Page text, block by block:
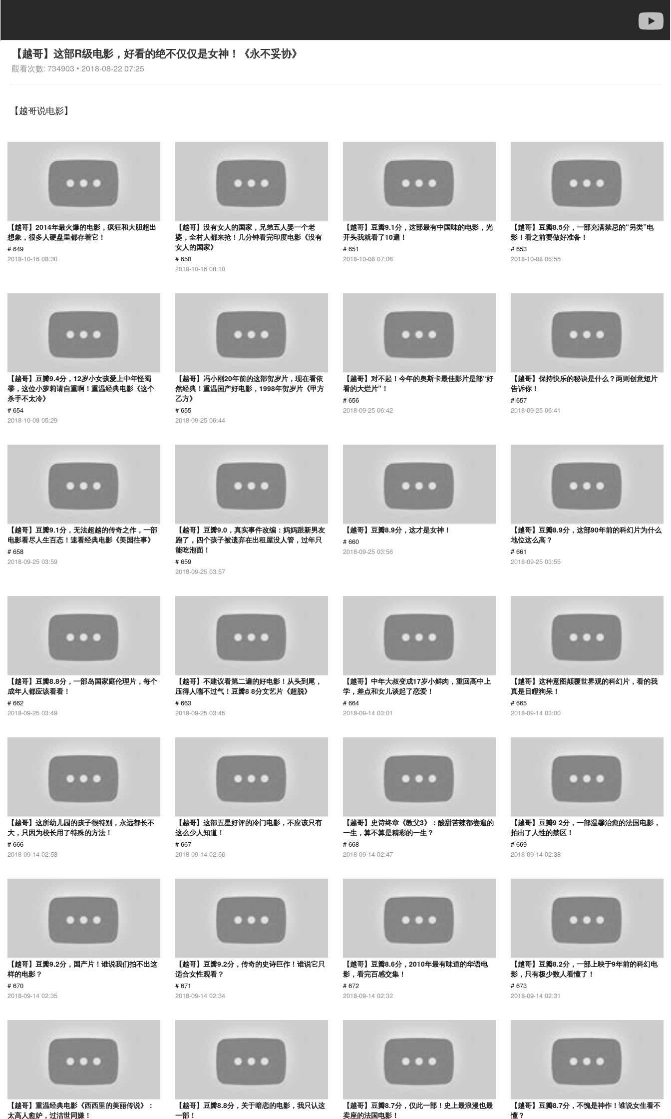
【越哥】这部R级电影，好看的绝不仅仅是女神！《永不妥协》
觀看次數: 734903 • 2018-08-22 07:25
【越哥说电影】
【越哥】2014年最火爆的电影，疯狂和大胆超出
想象，很多人硬盘里都存着它！
# 649
2018-10-16 08:30
【越哥】没有女人的国家，兄弟五人娶一个老
婆，全村人都来抢！几分钟看完印度电影《没有
女人的国家》
# 650
2018-10-16 08:10
【越哥】豆瓣9.1分，这部最有中国味的电影，光
开头我就看了10遍！
# 651
2018-10-08 07:08
【越哥】豆瓣8.5分，一部充满禁忌的“另类”电
影！看之前要做好准备！
# 653
2018-10-08 06:55
【越哥】豆瓣9.4分，12岁小女孩爱上中年怪蜀
黍，这位小萝莉请自重啊！重温经典电影《这个
杀手不太冷》
# 654
2018-10-08 05:29
【越哥】冯小刚20年前的这部贺岁片，现在看依
然经典！重温国产好电影，1998年贺岁片《甲方
乙方》
# 655
2018-09-25 06:44
【越哥】对不起！今年的奥斯卡最佳影片是部“好
看的大烂片”！
# 656
2018-09-25 06:42
【越哥】保持快乐的秘诀是什么？两则创意短片
告诉你！
# 657
2018-09-25 06:41
【越哥】豆瓣9.1分，无法超越的传奇之作，一部
电影看尽人生百态！速看经典电影《美国往事》
# 658
2018-09-25 03:59
【越哥】豆瓣9.0，真实事件改编：妈妈跟新男友
跑了，四个孩子被遗弃在出租屋没人管，过年只
能吃泡面！
# 659
2018-09-25 03:57
【越哥】豆瓣8.9分，这才是女神！
# 660
2018-09-25 03:56
【越哥】豆瓣8.9分，这部90年前的科幻片为什么
地位这么高？
# 661
2018-09-25 03:55
【越哥】豆瓣8.8分，一部岛国家庭伦理片，每个
成年人都应该看看！
# 662
2018-09-25 03:49
【越哥】不建议看第二遍的好电影！从头到尾，
压得人喘不过气！豆瓣8 8分文艺片《超脱》
# 663
2018-09-25 03:45
【越哥】中年大叔变成17岁小鲜肉，重回高中上
学，差点和女儿谈起了恋爱！
# 664
2018-09-14 03:01
【越哥】这种意图颠覆世界观的科幻片，看的我
真是目瞪狗呆！
# 665
2018-09-14 03:00
【越哥】这所幼儿园的孩子很特别，永远都长不
大，只因为校长用了特殊的方法！
# 666
2018-09-14 02:58
【越哥】这部五星好评的冷门电影，不应该只有
这么少人知道！
# 667
2018-09-14 02:56
【越哥】史诗终章《教父3》：酸甜苦辣都尝遍的
一生，算不算是精彩的一生？
# 668
2018-09-14 02:47
【越哥】豆瓣9 2分，一部温馨治愈的法国电影，
拍出了人性的禁区！
# 669
2018-09-14 02:38
【越哥】豆瓣9.2分，国产片！谁说我们拍不出这
样的电影？
# 670
2018-09-14 02:35
【越哥】豆瓣9.2分，传奇的史诗巨作！谁说它只
适合女性观看？
# 671
2018-09-14 02:34
【越哥】豆瓣8.6分，2010年最有味道的华语电
影，看完百感交集！
# 672
2018-09-14 02:32
【越哥】豆瓣8.2分，一部上映于9年前的科幻电
影，只有极少数人看懂了！
# 673
2018-09-14 02:31
【越哥】重温经典电影《西西里的美丽传说》：
太高人愈妒，过洁世同嫌！
【越哥】豆瓣8.8分，关于暗恋的电影，我只认这
一部！
【越哥】豆瓣8.7分，仅此一部！史上最浪漫也最
卖座的法国电影！
【越哥】豆瓣8.7分，不愧是神作！谁说女生看不
懂？